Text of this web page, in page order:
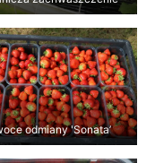
odmiany 'Sonata’